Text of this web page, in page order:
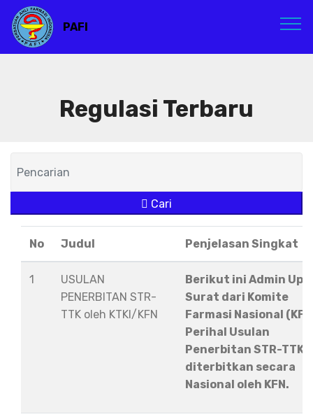
PAFI
Regulasi Terbaru
Cari
No Judul Penjelasan Singkat
1
USULAN
PENERBITAN STR-
TTK oleh KTKI/KFN
Berikut ini Admin
Surat dari Komite
Farmasi Nasional
Perihal Usulan
Penerbitan STR-TTK
diterbitkan secara
Nasional oleh KFN.